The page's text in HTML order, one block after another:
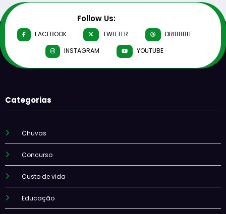
Follow Us:
FACEBOOK TWITTER
DRIBBBLE
INSTAGRAM
YOUTUBE
Categorias
Chuvas
Concurso
Custo de vida
Educação